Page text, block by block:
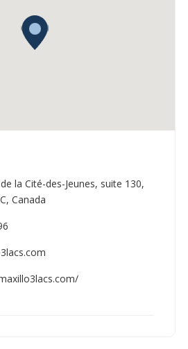
la Cité-des-Jeunes, suite 130,
Canada